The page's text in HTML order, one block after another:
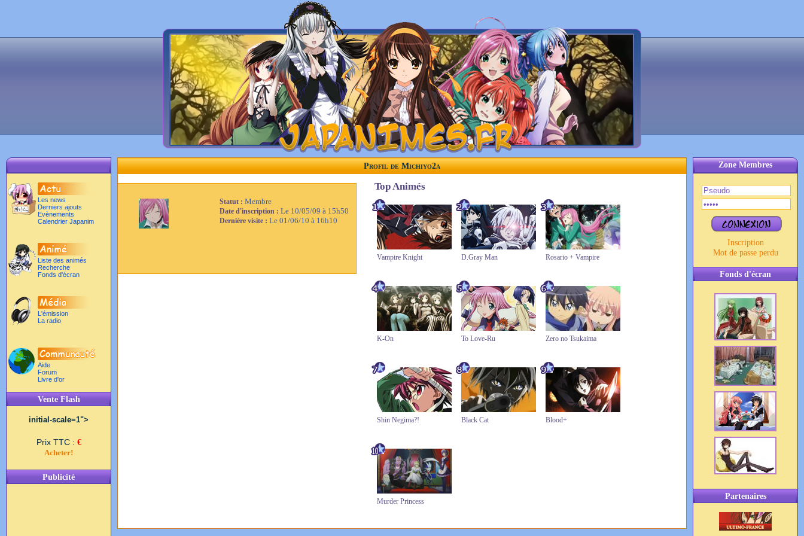
Les news
Derniers ajouts
Evènements
Calendrier Japanim
Liste des animés
Recherche
Fonds d'écran
L'émission
La radio
Aide
Forum
Livre d'or
Vente Flash
initial-scale=1">
Prix TTC : €
Acheter!
Publicité
Zone Membres
Inscription
Mot de passe perdu
Fonds d'écran
Partenaires
Profil de Michiyo2a
Statut : Membre
Date d'inscription : Le 10/05/09 à 15h50
Dernière visite : Le 01/06/10 à 16h10
Top Animés
Vampire Knight D.Gray Man Rosario + Vampire
K-On To Love-Ru Zero no Tsukaima
Shin Negima?! Black Cat Blood+
Murder Princess